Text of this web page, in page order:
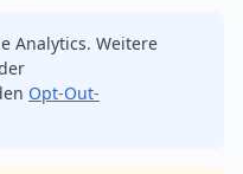
Analytics. Weitere
Opt-Out-